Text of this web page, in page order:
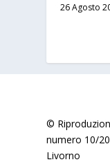
26 Agosto
©
numero 10/
Livorno